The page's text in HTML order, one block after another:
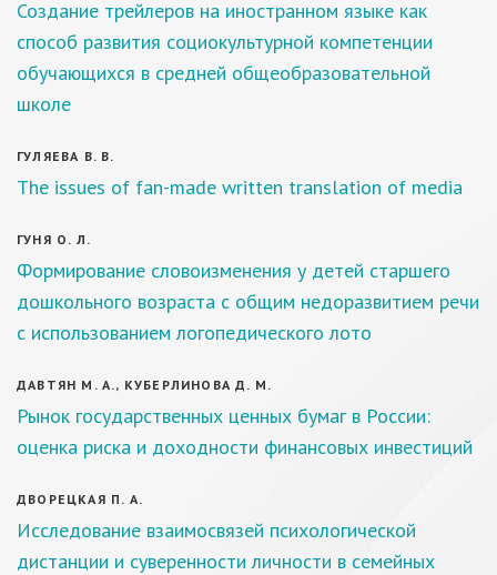
Создание трейлеров на иностранном языке как
способ развития социокультурной компетенции
обучающихся в средней общеобразовательной
школе
ГУЛЯЕВА В. В.
The issues of fan-made written translation of media
ГУНЯ О. Л.
Формирование словоизменения у детей старшего
дошкольного возраста с общим недоразвитием речи
с использованием логопедического лото
ДАВТЯН М. А., КУБЕРЛИНОВА Д. М.
Рынок государственных ценных бумаг в России:
оценка риска и доходности финансовых инвестиций
ДВОРЕЦКАЯ П. А.
Исследование взаимосвязей психологической
дистанции и суверенности личности в семейных